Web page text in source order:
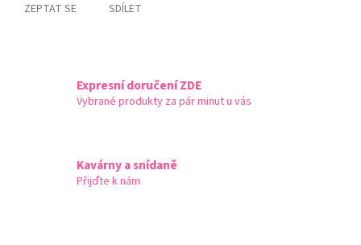
ZEPTAT SE SDÍLET
Expresní doručení ZDE
Vybrané produkty za pár minut u vás
Kavárny a snídaně
Přijďte k nám